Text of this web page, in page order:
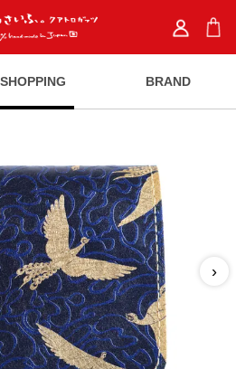
SHOPPING BRAND
›